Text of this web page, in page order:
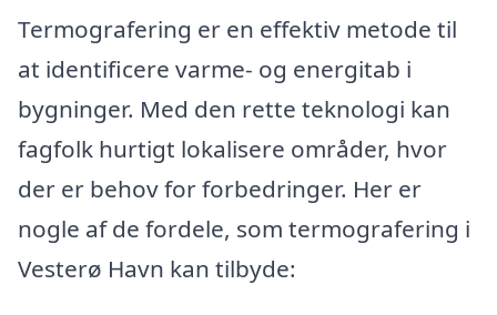
Termografering er en effektiv metode til
at identificere varme- og energitab i
bygninger. Med den rette teknologi kan
fagfolk hurtigt lokalisere områder, hvor
der er behov for forbedringer. Her er
nogle af de fordele, som termografering i
Vesterø Havn kan tilbyde: